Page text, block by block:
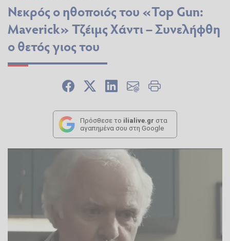
Νεκρός ο ηθοποιός του «Top Gun:
Maverick» Τζέιμς Χάντι – Συνελήφθη
ο θετός γιος του
Πρόσθεσε το ilialive.gr στα
αγαπημένα σου στη Google